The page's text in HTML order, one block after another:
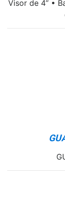
Visor de 4” •